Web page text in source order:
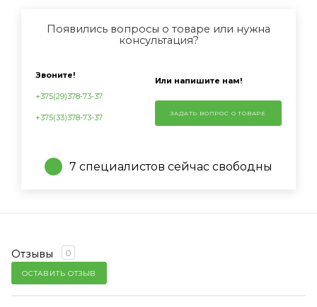
Появились вопросы о товаре или нужна
консультация?
Звоните!
+375(29)378-73-37
+375(33)378-73-37
Или напишите нам!
ЗАДАТЬ ВОПРОС О ТОВАРЕ
7 специалистов сейчас свободны
Отзывы 0
ОСТАВИТЬ ОТЗЫВ